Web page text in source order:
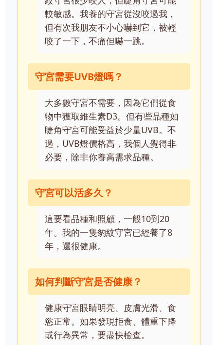
較敏感。我養的守宮從沒咬過我，
但有次我朋友不小心嚇到它，被輕
咬了一下，不痛但嚇一跳。
守宮需要UVB燈嗎？
大多數守宮不需要，因為它們從食
物中獲取維生素D3。但有些品種如
睫角守宮可能受益於少量UVB。不
過，UVB燈價格高，我個人覺得非
必要，除非你養高需求品種。
守宮可以活多久？
這要看品種和照顧，一般10到20
年。我的一隻豹紋守宮已經養了8
年，還很健康。
如何判斷守宮是否健康？
健康守宮眼睛明亮、皮膚光滑、食
慾正常。如果發現拒食、體重下降
或行為異常，要盡快檢查。